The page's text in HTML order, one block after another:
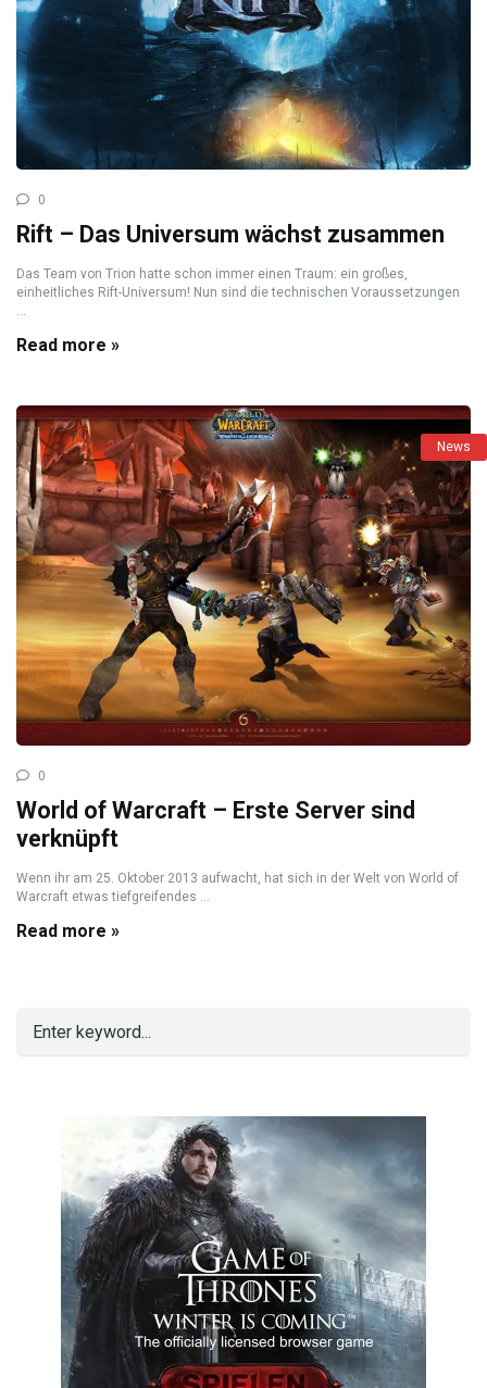
0
Rift – Das Universum wächst zusammen
Das Team von Trion hatte schon immer einen Traum: ein großes,
einheitliches Rift-Universum! Nun sind die technischen Voraussetzungen
Read more »
News
0
World of Warcraft – Erste Server sind
verknüpft
Wenn ihr am 25. Oktober 2013 aufwacht, hat sich in der Welt von World of
Warcraft etwas tiefgreifendes ...
Read more »